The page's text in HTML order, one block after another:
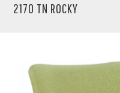
2170 TN ROCKY